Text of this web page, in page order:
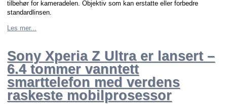
tilbehør for kameradelen. Objektiv som kan erstatte eller forbedre
standardlinsen.
Les mer...
Sony Xperia Z Ultra er lansert –
6.4 tommer vanntett
smarttelefon med verdens
raskeste mobilprosessor